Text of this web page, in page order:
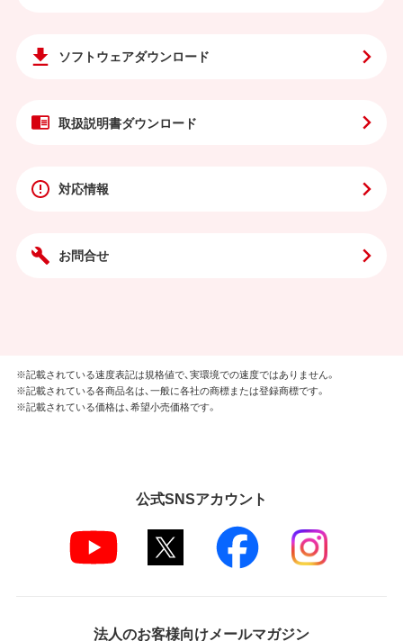
ソフトウェアダウンロード
取扱説明書ダウンロード
対応情報
お問合せ
※記載されている速度表記は規格値で、実環境での速度ではありません。
※記載されている各商品名は、一般に各社の商標または登録商標です。
※記載されている価格は、希望小売価格です。
公式SNSアカウント
法人のお客様向けメールマガジン